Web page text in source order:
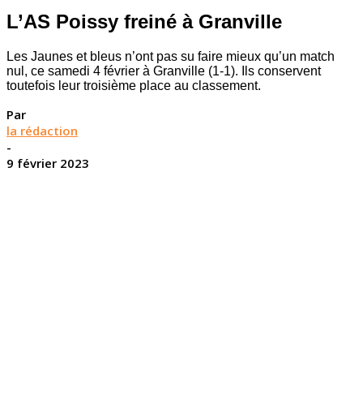
L’AS Poissy freiné à Granville
Les Jaunes et bleus n’ont pas su faire mieux qu’un match
nul, ce samedi 4 février à Granville (1-1). Ils conservent
toutefois leur troisième place au classement.
Par
la rédaction
-
9 février 2023